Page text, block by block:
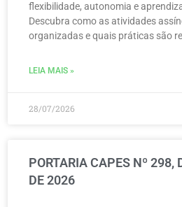
flexibilidade, autonomia e
Descubra como as atividades
organizadas e quais práticas são
LEIA MAIS »
28/07/2026
PORTARIA CAPES Nº 298,
DE 2026